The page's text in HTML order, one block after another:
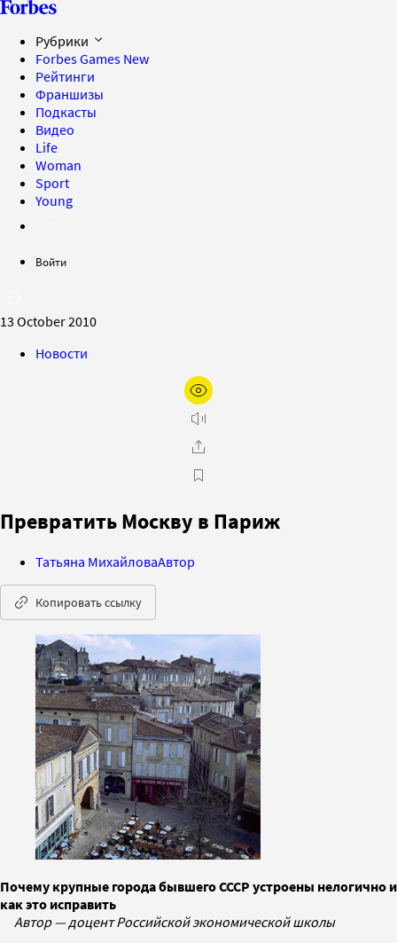
Рубрики
Forbes Games New
Рейтинги
Франшизы
Подкасты
Видео
Life
Woman
Sport
Young
Войти
13 October 2010
Новости
Превратить Москву в Париж
Татьяна МихайловаАвтор
Копировать ссылку
Почему крупные города бывшего СССР устроены нелогично и
как это исправить
Автор — доцент Российской экономической школы